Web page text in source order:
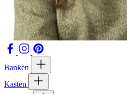
Banken
Kasten